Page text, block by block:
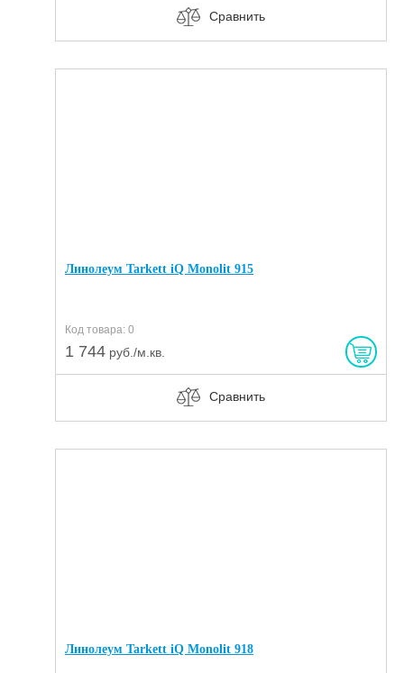
Сравнить
Линолеум Tarkett iQ Monolit 915
Код товара: 0
1 744 руб./м.кв.
Сравнить
Линолеум Tarkett iQ Monolit 918